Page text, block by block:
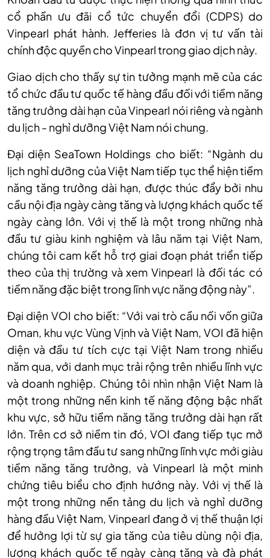
cổ phần ưu đãi cổ tức chuyển đổi (CDPS) do
Vinpearl phát hành. Jefferies là đơn vị tư vấn tài
chính độc quyền cho Vinpearl trong giao dịch này.
Giao dịch cho thấy sự tin tưởng mạnh mẽ của các
tổ chức đầu tư quốc tế hàng đầu đối với tiềm năng
tăng trưởng dài hạn của Vinpearl nói riêng và ngành
du lịch - nghỉ dưỡng Việt Nam nói chung.
Đại diện SeaTown Holdings cho biết: “Ngành du
lịch nghỉ dưỡng của Việt Nam tiếp tục thể hiện tiềm
năng tăng trưởng dài hạn, được thúc đẩy bởi nhu
cầu nội địa ngày càng tăng và lượng khách quốc tế
ngày càng lớn. Với vị thế là một trong những nhà
đầu tư giàu kinh nghiệm và lâu năm tại Việt Nam,
chúng tôi cam kết hỗ trợ giai đoạn phát triển tiếp
theo của thị trường và xem Vinpearl là đối tác có
tiềm năng đặc biệt trong lĩnh vực năng động này”.
Đại diện VOI cho biết: “Với vai trò cầu nối vốn giữa
Oman, khu vực Vùng Vịnh và Việt Nam, VOI đã hiện
diện và đầu tư tích cực tại Việt Nam trong nhiều
năm qua, với danh mục trải rộng trên nhiều lĩnh vực
và doanh nghiệp. Chúng tôi nhìn nhận Việt Nam là
một trong những nền kinh tế năng động bậc nhất
khu vực, sở hữu tiềm năng tăng trưởng dài hạn rất
lớn. Trên cơ sở niềm tin đó, VOI đang tiếp tục mở
rộng trọng tâm đầu tư sang những lĩnh vực mới giàu
tiềm năng tăng trưởng, và Vinpearl là một minh
chứng tiêu biểu cho định hướng này. Với vị thế là
một trong những nền tảng du lịch và nghỉ dưỡng
hàng đầu Việt Nam, Vinpearl đang ở vị thế thuận lợi
để hưởng lợi từ sự gia tăng của tiêu dùng nội địa,
lượng khách quốc tế ngày càng tăng và đà phát